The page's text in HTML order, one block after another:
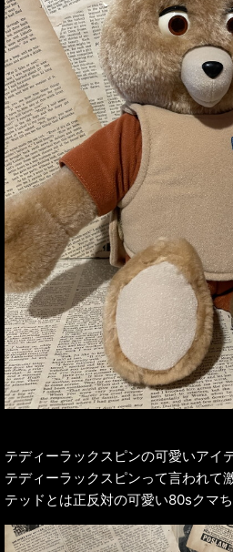
テディーラックスピンの可愛いアイ
テディーラックスピンって言われて
テッドとは正反対の可愛い80sクマち